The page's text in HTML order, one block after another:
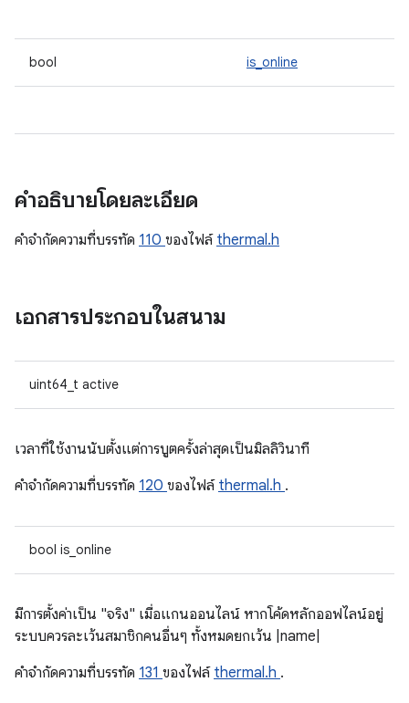
bool is_online
คำอธิบายโดยละเอียด
คําจํากัดความที่บรรทัด 110 ของไฟล์ thermal.h
เอกสารประกอบในสนาม
uint64_t active
เวลาที่ใช้งานนับตั้งแต่การบูตครั้งล่าสุดเป็นมิลลิวินาที
คําจํากัดความที่บรรทัด 120 ของไฟล์ thermal.h .
bool is_online
มีการตั้งค่าเป็น "จริง" เมื่อแกนออนไลน์ หากโค้ดหลักออฟไลน์อยู่
ระบบควรละเว้นสมาชิกคนอื่นๆ ทั้งหมดยกเว้น |name|
คําจํากัดความที่บรรทัด 131 ของไฟล์ thermal.h .